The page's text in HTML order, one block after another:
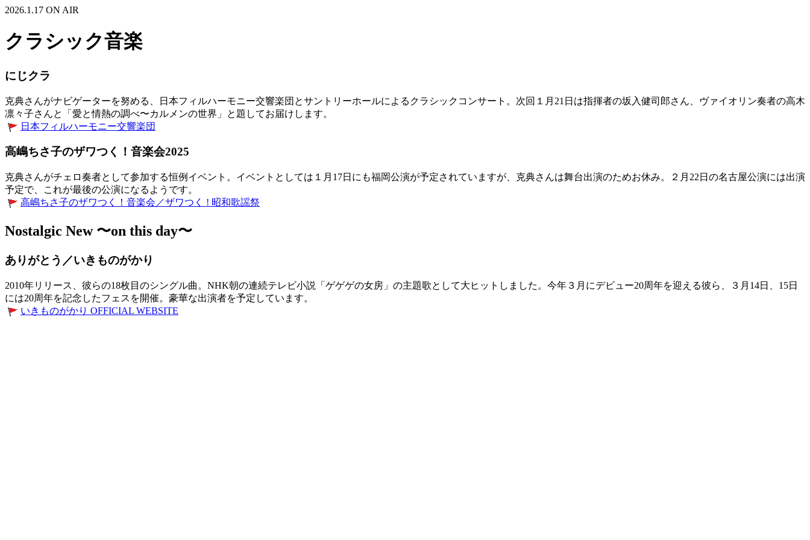
2026.1.17 ON AIR
クラシック音楽
にじクラ
克典さんがナビゲーターを努める、日本フィルハーモニー交響楽団とサントリーホールによるクラシックコンサート。次回１月21日は指揮者の坂入健司郎さん、ヴァイオリン奏者の高木
凛々子さんと「愛と情熱の調べ〜カルメンの世界」と題してお届けします。
日本フィルハーモニー交響楽団
高嶋ちさ子のザワつく！音楽会2025
克典さんがチェロ奏者として参加する恒例イベント。イベントとしては１月17日にも福岡公演が予定されていますが、克典さんは舞台出演のためお休み。２月22日の名古屋公演には出演
予定で、これが最後の公演になるようです。
高嶋ちさ子のザワつく！音楽会／ザワつく ! 昭和歌謡祭
Nostalgic New 〜on this day〜
ありがとう／いきものがかり
2010年リリース、彼らの18枚目のシングル曲。NHK朝の連続テレビ小説「ゲゲゲの女房」の主題歌として大ヒットしました。今年３月にデビュー20周年を迎える彼ら、３月14日、15日
には20周年を記念したフェスを開催。豪華な出演者を予定しています。
いきものがかり OFFICIAL WEBSITE